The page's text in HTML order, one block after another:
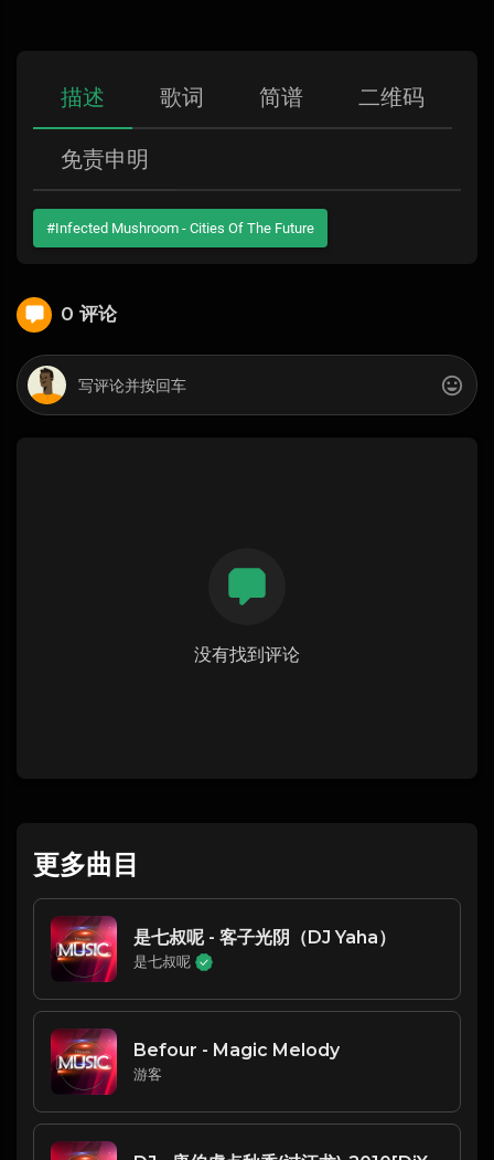
描述 歌词 简谱 二维码
免责申明
#Infected Mushroom - Cities Of The Future
0 评论
没有找到评论
更多曲目
是七叔呢 - 客子光阴（DJ Yaha）
是七叔呢
Befour - Magic Melody
游客